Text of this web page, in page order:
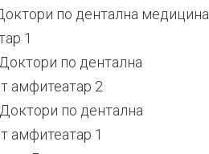
по дентална медицина
1
по дентална
амфитеатар 2
по дентална
амфитеатар 1